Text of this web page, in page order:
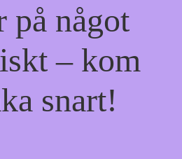
på något
– kom
snart!